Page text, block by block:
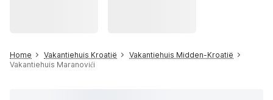
Home Vakantiehuis Kroatië
Vakantiehuis Midden-Kroatië
Vakantiehuis Maranovići